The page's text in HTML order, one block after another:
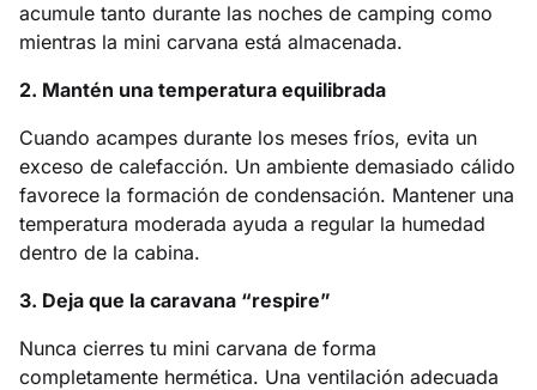
acumule tanto durante las noches de camping como
mientras la mini carvana está almacenada.
2. Mantén una temperatura equilibrada
Cuando acampes durante los meses fríos, evita un
exceso de calefacción. Un ambiente demasiado cálido
favorece la formación de condensación. Mantener una
temperatura moderada ayuda a regular la humedad
dentro de la cabina.
3. Deja que la caravana “respire”
Nunca cierres tu mini carvana de forma
completamente hermética. Una ventilación adecuada